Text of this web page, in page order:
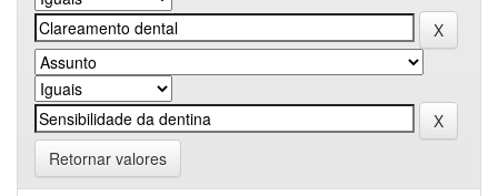
Retornar valores